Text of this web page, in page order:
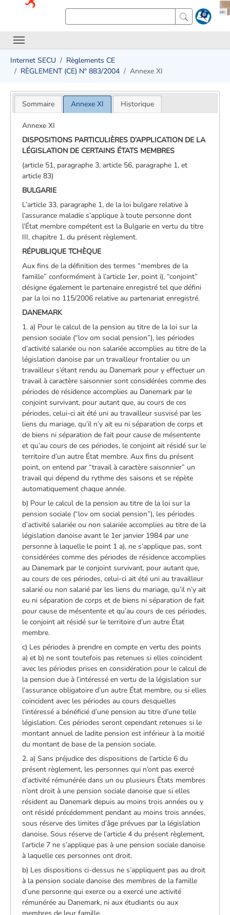
Internet SECU
Règlements CE
RÈGLEMENT (CE) N° 883/2004
Annexe XI
Sommaire Annexe XI Historique
Annexe XI
DISPOSITIONS PARTICULIÈRES D’APPLICATION DE LA
LÉGISLATION DE CERTAINS ÉTATS MEMBRES
(article 51, paragraphe 3, article 56, paragraphe 1, et
article 83)
BULGARIE
L’article 33, paragraphe 1, de la loi bulgare relative à
l’assurance maladie s’applique à toute personne dont
l’État membre compétent est la Bulgarie en vertu du titre
III, chapitre 1, du présent règlement.
RÉPUBLIQUE TCHÈQUE
Aux fins de la définition des termes “membres de la
famille” conformément à l’article 1er, point i), “conjoint”
désigne également le partenaire enregistré tel que défini
par la loi no 115/2006 relative au partenariat enregistré.
DANEMARK
1. a) Pour le calcul de la pension au titre de la loi sur la
pension sociale (“lov om social pension”), les périodes
d’activité salariée ou non salariée accomplies au titre de la
législation danoise par un travailleur frontalier ou un
travailleur s’étant rendu au Danemark pour y effectuer un
travail à caractère saisonnier sont considérées comme des
périodes de résidence accomplies au Danemark par le
conjoint survivant, pour autant que, au cours de ces
périodes, celui-ci ait été uni au travailleur susvisé par les
liens du mariage, qu’il n’y ait eu ni séparation de corps et
de biens ni séparation de fait pour cause de mésentente
et qu’au cours de ces périodes, le conjoint ait résidé sur le
territoire d’un autre État membre. Aux fins du présent
point, on entend par “travail à caractère saisonnier” un
travail qui dépend du rythme des saisons et se répète
automatiquement chaque année.
b) Pour le calcul de la pension au titre de la loi sur la
pension sociale (“lov om social pension”), les périodes
d’activité salariée ou non salariée accomplies au titre de la
législation danoise avant le 1er janvier 1984 par une
personne à laquelle le point 1 a), ne s’applique pas, sont
considérées comme des périodes de résidence accomplies
au Danemark par le conjoint survivant, pour autant que,
au cours de ces périodes, celui-ci ait été uni au travailleur
salarié ou non salarié par les liens du mariage, qu’il n’y ait
eu ni séparation de corps et de biens ni séparation de fait
pour cause de mésentente et qu’au cours de ces périodes,
le conjoint ait résidé sur le territoire d’un autre État
membre.
c) Les périodes à prendre en compte en vertu des points
a) et b) ne sont toutefois pas retenues si elles coïncident
avec les périodes prises en considération pour le calcul de
la pension due à l’intéressé en vertu de la législation sur
l’assurance obligatoire d’un autre État membre, ou si elles
coïncident avec les périodes au cours desquelles
l’intéressé a bénéficié d’une pension au titre d’une telle
législation. Ces périodes seront cependant retenues si le
montant annuel de ladite pension est inférieur à la moitié
du montant de base de la pension sociale.
2. a) Sans préjudice des dispositions de l’article 6 du
présent règlement, les personnes qui n’ont pas exercé
d’activité rémunérée dans un ou plusieurs États membres
n’ont droit à une pension sociale danoise que si elles
résident au Danemark depuis au moins trois années ou y
ont résidé précédemment pendant au moins trois années,
sous réserve des limites d’âge prévues par la législation
danoise. Sous réserve de l’article 4 du présent règlement,
l’article 7 ne s’applique pas à une pension sociale danoise
à laquelle ces personnes ont droit.
b) Les dispositions ci-dessus ne s’appliquent pas au droit
à la pension sociale danoise des membres de la famille
d’une personne qui exerce ou a exercé une activité
rémunérée au Danemark, ni aux étudiants ou aux
membres de leur famille.